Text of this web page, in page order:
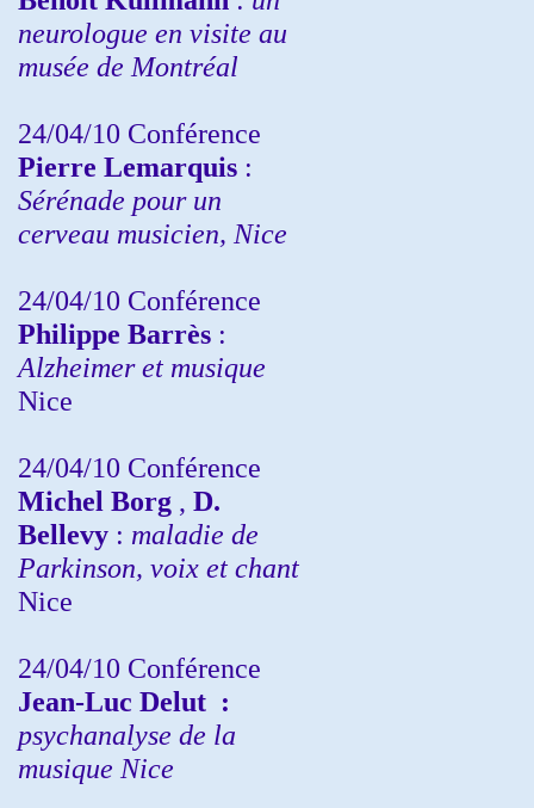
neurologue en visite au
musée de Montréal
24/04/10 Conférence
Pierre Lemarquis :
Sérénade pour un
cerveau musicien, Nice
24/04/10 Conférence
Philippe Barrès :
Alzheimer et musique
Nice
24/04/10 Conférence
Michel Borg , D.
Bellevy : maladie de
Parkinson, voix et chant
Nice
24/04/10 Conférence
Jean-Luc Delut :
psychanalyse de la
musique Nice